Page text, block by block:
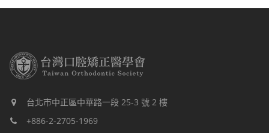
台北市中正區中華路一段 25-3 號 2 樓
+886-2-2705-1969